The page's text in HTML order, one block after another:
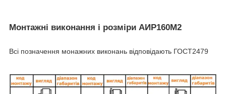
Монтажні виконання і розміри АИР160М2
Всі позначення монажних виконань відповідають ГОСТ2479